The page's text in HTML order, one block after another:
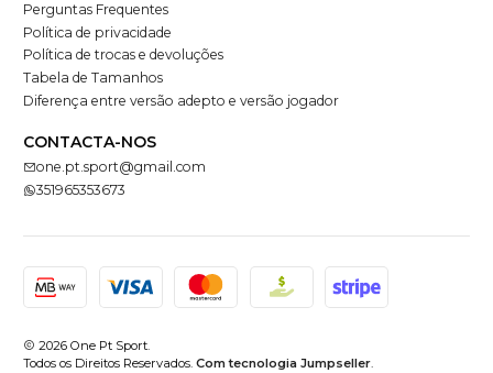
Perguntas Frequentes
Política de privacidade
Política de trocas e devoluções
Tabela de Tamanhos
Diferença entre versão adepto e versão jogador
CONTACTA-NOS
one.pt.sport@gmail.com
351965353673
2026 One Pt Sport.
Todos os Direitos Reservados. Com tecnologia Jumpseller.